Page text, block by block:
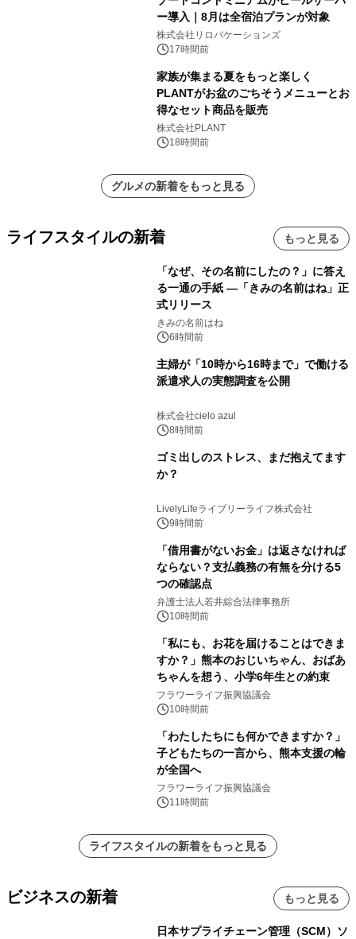
ー導入｜8月は全宿泊プランが対象
株式会社リロバケーションズ
17時間前
家族が集まる夏をもっと楽しく
PLANTがお盆のごちそうメニューとお
得なセット商品を販売
株式会社PLANT
18時間前
グルメの新着をもっと見る
ライフスタイルの新着 もっと見る
「なぜ、その名前にしたの？」に答え
る一通の手紙 ―「きみの名前はね」正
式リリース
きみの名前はね
6時間前
主婦が「10時から16時まで」で働ける
派遣求人の実態調査を公開
株式会社cielo azul
8時間前
ゴミ出しのストレス、まだ抱えてます
か？
LivelyLifeライブリーライフ株式会社
9時間前
「借用書がないお金」は返さなければ
ならない？支払義務の有無を分ける5
つの確認点
弁護士法人若井綜合法律事務所
10時間前
「私にも、お花を届けることはできま
すか？」熊本のおじいちゃん、おばあ
ちゃんを想う、小学6年生との約束
フラワーライフ振興協議会
10時間前
「わたしたちにも何かできますか？」
子どもたちの一言から、熊本支援の輪
が全国へ
フラワーライフ振興協議会
11時間前
ライフスタイルの新着をもっと見る
ビジネスの新着 もっと見る
日本サプライチェーン管理（SCM）ソ